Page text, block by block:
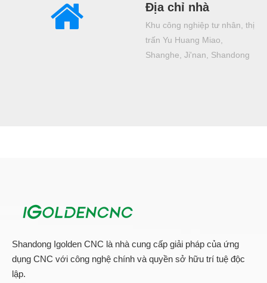
Địa chỉ nhà
Khu công nghiệp tư nhân, thị
trấn Yu Huang Miao,
Shanghe, Ji'nan, Shandong
Shandong Igolden CNC là nhà cung cấp giải pháp của ứng
dụng CNC với công nghệ chính và quyền sở hữu trí tuệ độc
lập.